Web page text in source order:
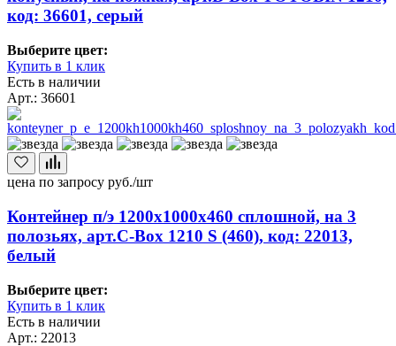
код: 36601, серый
Выберите цвет:
Купить в 1 клик
Есть в наличии
Арт.: 36601
цена по запросу руб./шт
Контейнер п/э 1200х1000х460 сплошной, на 3
полозьях, арт.C-Box 1210 S (460), код: 22013,
белый
Выберите цвет:
Купить в 1 клик
Есть в наличии
Арт.: 22013